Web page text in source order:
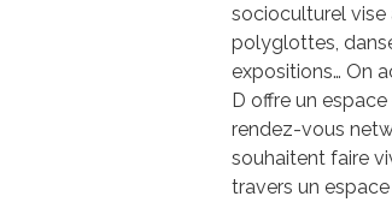
socioculturel vise
polyglottes,
expositions… On
D offre un
rendez-vous
souhaitent faire
travers un